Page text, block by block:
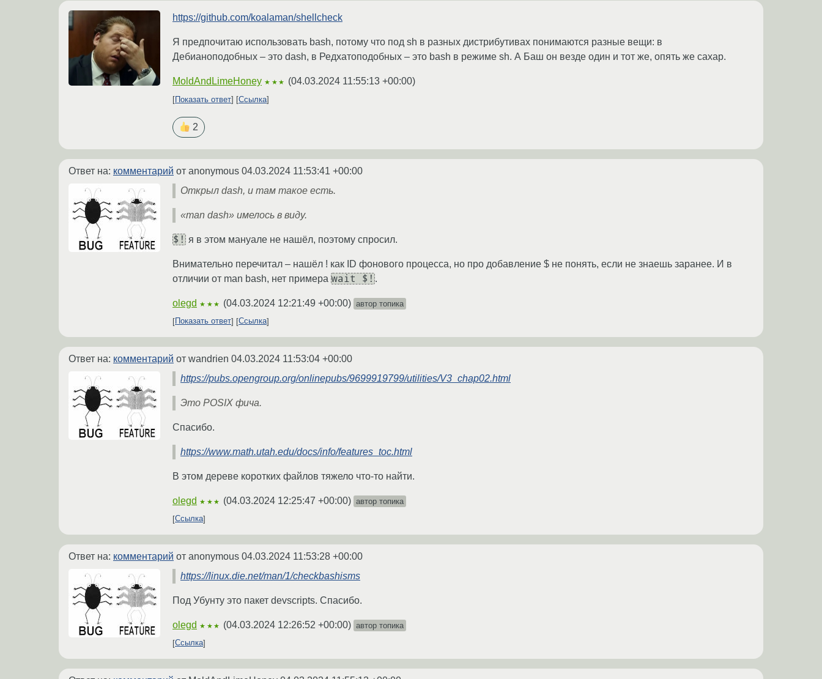
https://github.com/koalaman/shellcheck
Я предпочитаю использовать bash, потому что под sh в разных дистрибутивах понимаются разные вещи: в
Дебианоподобных – это dash, в Редхатоподобных – это bash в режиме sh. А Баш он везде один и тот же, опять же сахар.
MoldAndLimeHoney ★★★ (04.03.2024 11:55:13 +00:00)
Показать ответ Ссылка
2
Ответ на: комментарий от anonymous 04.03.2024 11:53:41 +00:00
Открыл dash, и там такое есть.
«man dash» имелось в виду.
$! я в этом мануале не нашёл, поэтому спросил.
Внимательно перечитал – нашёл ! как ID фонового процесса, но про добавление $ не понять, если не знаешь заранее. И в
отличии от man bash, нет примера wait $! .
olegd ★★★ (04.03.2024 12:21:49 +00:00) автор топика
Показать ответ
Ссылка
Ответ на: комментарий от wandrien 04.03.2024 11:53:04 +00:00
https://pubs.opengroup.org/onlinepubs/9699919799/utilities/V3_chap02.html
Это POSIX фича.
Спасибо.
https://www.math.utah.edu/docs/info/features_toc.html
В этом дереве коротких файлов тяжело что-то найти.
olegd ★★★ (04.03.2024 12:25:47 +00:00) автор топика
Ссылка
Ответ на: комментарий от anonymous 04.03.2024 11:53:28 +00:00
https://linux.die.net/man/1/checkbashisms
Под Убунту это пакет devscripts. Спасибо.
olegd ★★★ (04.03.2024 12:26:52 +00:00) автор топика
Ссылка